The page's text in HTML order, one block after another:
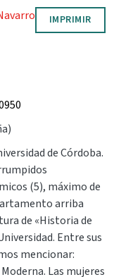
IMPRIMIR
de Córdoba.
(5), máximo de
arriba
de «Historia de
Entre sus
mencionar:
Las mujeres